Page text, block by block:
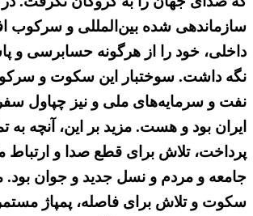
سازماندهی‌ شده بین‌المللی و سرکوب
داخلی، خود را از هرگونه حسابرسی و
نگه داشت. سوختبار این سکوت و
نفت و سرمایه‌های ملی و نیز چپاول
ایران بود و هست. مزید بر این، آنچه به
پرداخت، تلاش برای قطع صدا و ارتباط
جامعه و مردم و نسل جدید و جوان بود.
سکوت و تلاش برای فاصله، پمپاژ